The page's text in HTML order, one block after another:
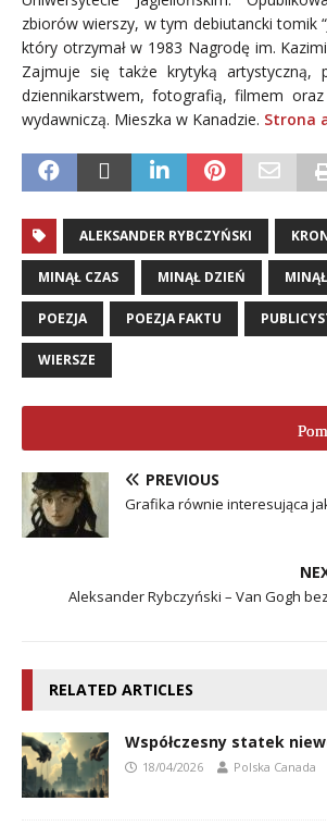
zbiorów wierszy, w tym debiutancki tomik
który otrzymał w 1983 Nagrodę im.
Zajmuje się także krytyką artystyczną,
dziennikarstwem, fotografią, filmem
wydawniczą. Mieszka w Kanadzie. Strona
ALEKSANDER RYBCZYŃSKI
MINĄŁ CZAS MINĄŁ DZIEŃ
POEZJA POEZJA FAKTU
WIERSZE
PREVIOUS
Grafika równie interesująca
Aleksander Rybczyński – Van Gogh
RELATED ARTICLES
Współczesny statek
18/04/2026 Polska Canada